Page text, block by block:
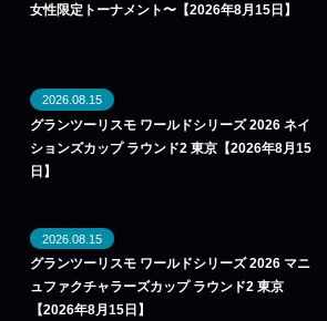
女性限定トーナメント〜【2026年8月15日】
2026.08.15
グランツーリスモ ワールドシリーズ 2026 ネイ
ションズカップ ラウンド2 東京【2026年8月15
日】
2026.08.15
グランツーリスモ ワールドシリーズ 2026 マニ
ュファクチャラーズカップ ラウンド2 東京
【2026年8月15日】